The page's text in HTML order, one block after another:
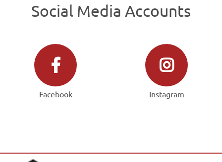
Social Media Accounts
Facebook Instagram